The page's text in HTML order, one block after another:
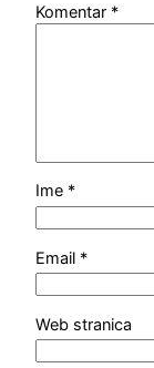
Komentar *
Ime *
Email *
Web stranica